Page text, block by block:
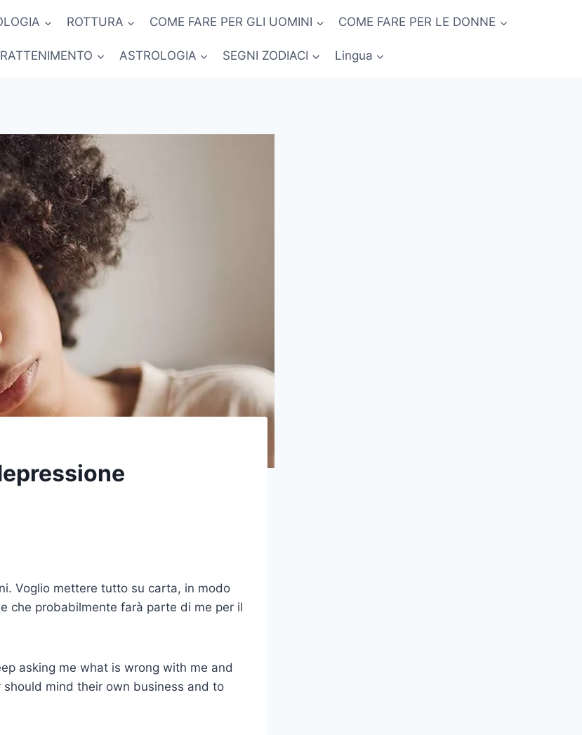
ROTTURA COME FARE PER GLI UOMINI COME FARE PER LE DONNE
ASTROLOGIA SEGNI ZODIACI Lingua
Voglio mettere tutto su carta, in modo
che probabilmente farà parte di me per il
asking me what is wrong with me and
mind their own business and to